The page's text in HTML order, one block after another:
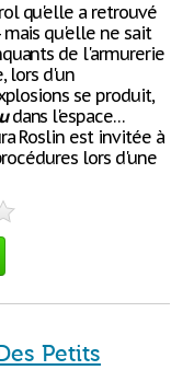
qu'elle a retrouvé
qu'elle ne sait
de l'armurerie
lors d'un
se produit,
dans l'espace…
Roslin est invitée à
lors d'une
Petits